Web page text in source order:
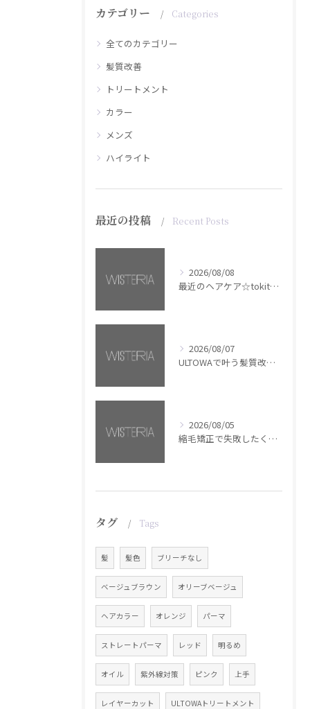
カテゴリー Categories
全てのカテゴリー
髪質改善
トリートメント
カラー
メンズ
ハイライト
最近の投稿 Recent Posts
2026/08/08
最近のヘアケア☆tokita【銀座・美容室WISTERIA】
2026/08/07
ULTOWAで叶う髪質改善美髪カラー【銀座・美容室WISTERIA】
2026/08/05
縮毛矯正で失敗したくない方へ【銀座・美容室WISTERIA】
タグ Tags
髪 髪色 ブリーチなし
ベージュブラウン オリーブベージュ
ヘアカラー オレンジ パーマ
ストレートパーマ レッド 明るめ
オイル 紫外線対策 ピンク 上手
レイヤーカット ULTOWAトリートメント